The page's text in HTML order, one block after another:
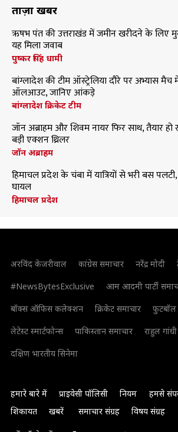
ताज़ा खबरें
ऋषभ पंत की उत्तराखंड में जमीन खरीदने के लिए
यह मिला जवाब
पुष्कर सिंह धामी
बांग्लादेश की टीम ऑस्ट्रेलिया दौरे पर अभ्यास
ऑलआउट, जानिए आंकड़े
बांग्लादेश क्रिकेट टीम
जॉन अब्राहम और शिवम नायर फिर साथ, तैयार
बड़ी एक्शन थ्रिलर
जॉन अब्राहम
हिमाचल प्रदेश के चंबा में यात्रियों से भरी बस
घायल
हिमाचल प्रदेश
अरविंद केजरीवाल कांग्रेस समाचार नरेंद्र मोदी
#NewsBytesExclusive
आम आदमी पार्टी
बॉक्स ऑफिस कलेक्शन
क्रिकेट समाचार
फुटबॉल
लेटेस्ट स्मार्टफोन्स
पाकिस्तान समाचार राहुल गांधी
दक्षिण भारतीय सिनेमा
हमारे बारे में प्राइवेसी पॉलिसी नियम हमसे
शिकायत
खबरें समाचार संग्रह विषय संग्रह